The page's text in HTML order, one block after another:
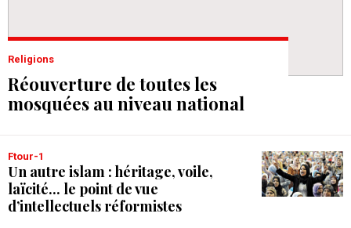
Religions
Réouverture de toutes les
mosquées au niveau national
Ftour-1
Un autre islam : héritage, voile,
laïcité... le point de vue
d’intellectuels réformistes